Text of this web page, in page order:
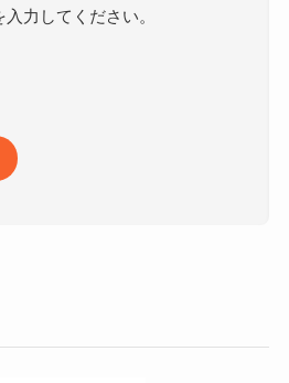
入力してください。